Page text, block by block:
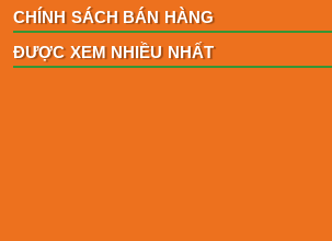
CHÍNH SÁCH BÁN HÀNG
ĐƯỢC XEM NHIỀU NHẤT